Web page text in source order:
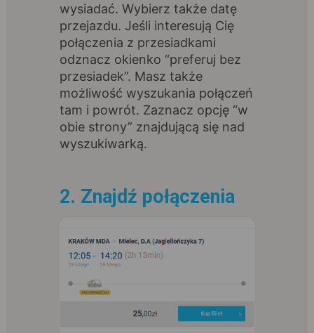
wysiadać. Wybierz także datę
przejazdu. Jeśli interesują Cię
połączenia z przesiadkami
odznacz okienko “preferuj bez
przesiadek”. Masz także
możliwość wyszukania połączeń
tam i powrót. Zaznacz opcję “w
obie strony” znajdującą się nad
wyszukiwarką.
2. Znajdź połączenia